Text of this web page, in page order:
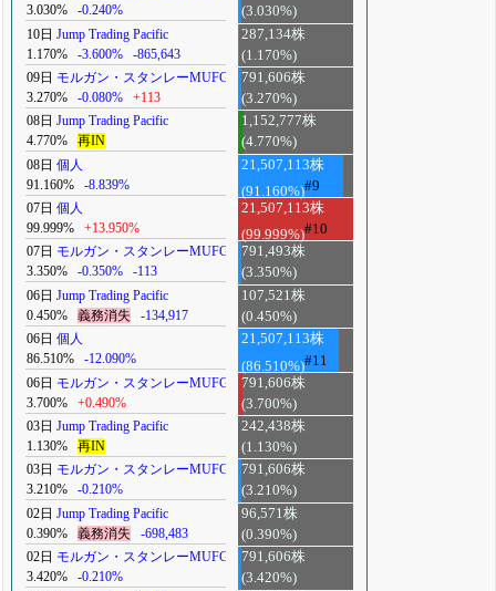
3.030%
-0.240%
(3.030%)
10日 Jump Trading Pacific
1.170%
-3.600% -865,643
287,134株
(1.170%)
09日 モルガン・スタンレーMUFG
3.270%
-0.080% +113
791,606株
(3.270%)
08日 Jump Trading Pacific
4.770%
再IN
1,152,777株
(4.770%)
08日 個人
91.160%
-8.839%
21,507,113株
(91.160%)#9
07日 個人
99.999%
+13.950%
21,507,113株
(99.999%)#10
07日 モルガン・スタンレーMUFG
3.350%
-0.350% -113
791,493株
(3.350%)
06日 Jump Trading Pacific
0.450%
義務消失 -134,917
107,521株
(0.450%)
06日 個人
86.510%
-12.090%
21,507,113株
(86.510%)#11
06日 モルガン・スタンレーMUFG
3.700%
+0.490%
791,606株
(3.700%)
03日 Jump Trading Pacific
1.130%
再IN
242,438株
(1.130%)
03日 モルガン・スタンレーMUFG
3.210%
-0.210%
791,606株
(3.210%)
02日 Jump Trading Pacific
0.390%
義務消失 -698,483
96,571株
(0.390%)
02日 モルガン・スタンレーMUFG
3.420%
-0.210%
791,606株
(3.420%)